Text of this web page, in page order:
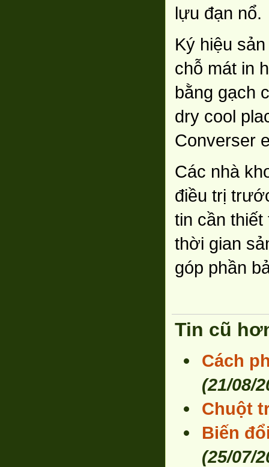
lựu đạn nổ.
Ký hiệu
chỗ mát in
bằng gạch
dry cool
Converser
Các nhà
điều trị
tin cần
thời gian
góp phần
Tin cũ
Cách
(21/08/
Chuột
Biến
(25/07/